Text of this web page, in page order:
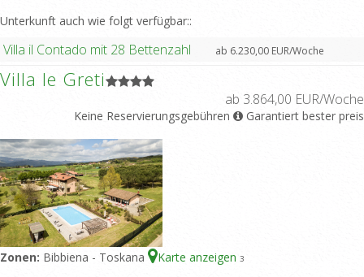
Unterkunft auch wie folgt verfügbar::
Villa il Contado mit 28 Bettenzahl ab 6.230,00 EUR/Woche
Villa le Greti
ab 3.864,00 EUR/Woche
Keine Reservierungsgebühren Garantiert bester preis
Zonen: Bibbiena - Toskana Karte anzeigen 3